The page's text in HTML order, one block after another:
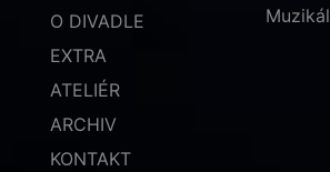
O DIVADLE
EXTRA
ATELIÉR
ARCHIV
KONTAKT
Muzikál